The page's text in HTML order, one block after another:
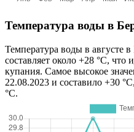
Температура воды в
Температура воды в августе
составляет около +28 °C, что
купания. Самое высокое
22.08.2023 и составило +30
°C.